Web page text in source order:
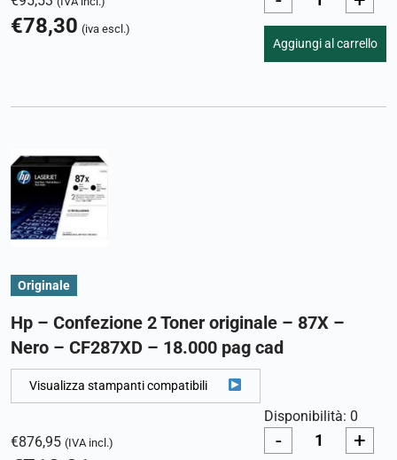
€78,30 (iva escl.)
Aggiungi al carrello
Originale
Hp – Confezione 2 Toner originale – 87X –
Nero – CF287XD – 18.000 pag cad
Visualizza stampanti compatibili
€876,95 (IVA incl.)
Disponibilità: 0
- +